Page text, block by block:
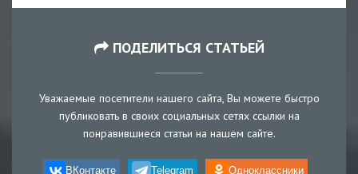
ПОДЕЛИТЬСЯ СТАТЬЕЙ
Уважаемые посетители нашего сайта, Вы можете быстро
публиковать в своих социальных сетях ссылки на
понравившиеся статьи на нашем сайте.
ВКонтакте Telegram Одноклассники